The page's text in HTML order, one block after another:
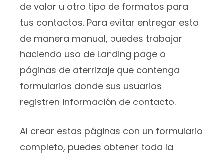
de valor u otro tipo de formatos para
tus contactos. Para evitar entregar esto
de manera manual, puedes trabajar
haciendo uso de Landing page o
páginas de aterrizaje que contenga
formularios donde sus usuarios
registren información de contacto.
Al crear estas páginas con un formulario
completo, puedes obtener toda la